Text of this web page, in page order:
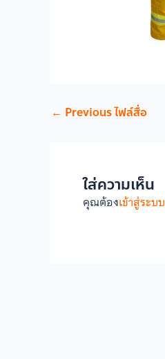
← Previous ไฟล์สื่อ
ใส่ความเห็น
คุณต้องเข้าสู่ระบบ